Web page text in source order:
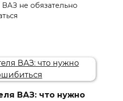
не обязательно
ВАЗ: что нужно